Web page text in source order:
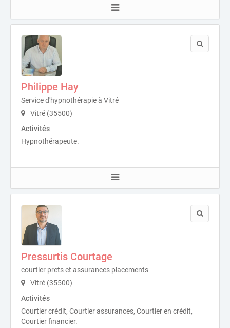
Philippe Hay
Service d'hypnothérapie à Vitré
Vitré (35500)
Activités
Hypnothérapeute.
Pressurtis Courtage
courtier prets et assurances placements
Vitré (35500)
Activités
Courtier crédit, Courtier assurances, Courtier en crédit,
Courtier financier.